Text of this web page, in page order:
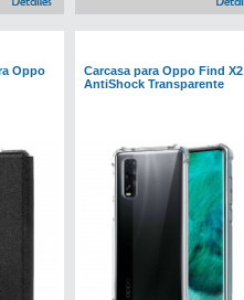
Oppo
Carcasa para Oppo Find X2
AntiShock Transparente